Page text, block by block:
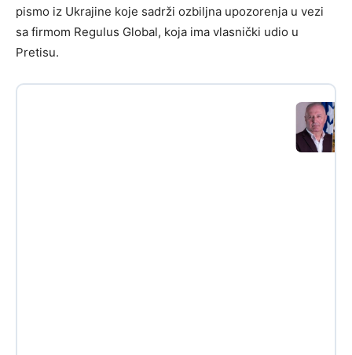
pismo iz Ukrajine koje sadrži ozbiljna upozorenja u vezi
sa firmom Regulus Global, koja ima vlasnički udio u
Pretisu.